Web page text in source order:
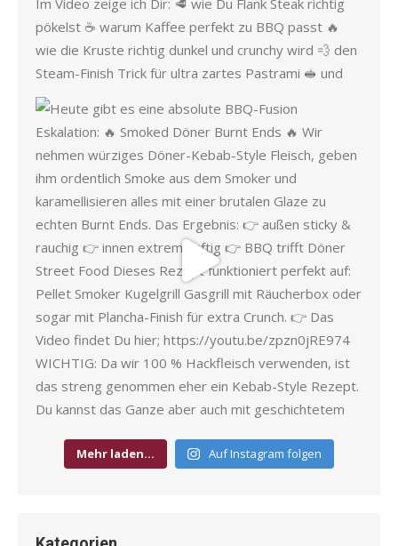
Mehr laden… Auf Instagram folgen